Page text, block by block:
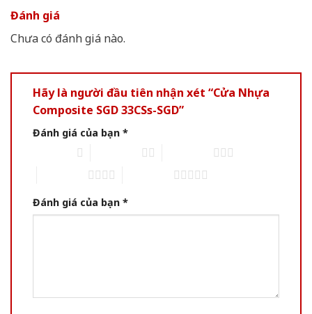
Đánh giá
Chưa có đánh giá nào.
Hãy là người đầu tiên nhận xét “Cửa Nhựa
Composite SGD 33CSs-SGD”
Đánh giá của bạn *
Đánh giá của bạn *